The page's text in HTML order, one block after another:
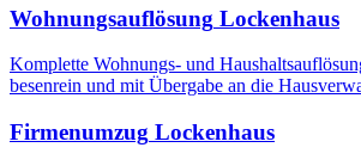
Wohnungsauflösung Lockenhaus
Komplette Wohnungs- und
besenrein und mit Übergabe an die
Firmenumzug Lockenhaus